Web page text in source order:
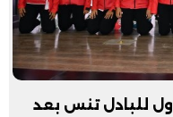
للبادل تنس بعد